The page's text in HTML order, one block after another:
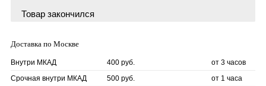
Товар закончился
Доставка по Москве
Внутри МКАД 400 руб.
от 3 часов
Срочная внутри МКАД
500 руб.
от 1 часа